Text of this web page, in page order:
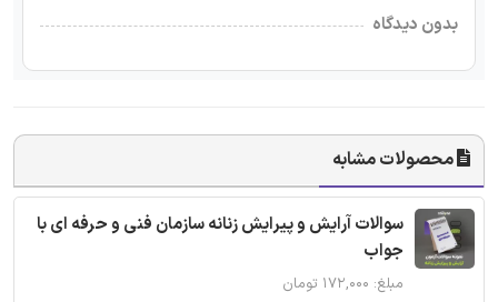
بدون دیدگاه
محصولات مشابه
سوالات آرایش و پیرایش زنانه سازمان فنی و حرفه ای با
جواب
مبلغ: ۱۷۲,۰۰۰ تومان